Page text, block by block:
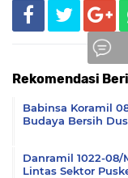
Rekomendasi
Babinsa Koramil
Budaya Bersih
Danramil 1022-
Lintas Sektor